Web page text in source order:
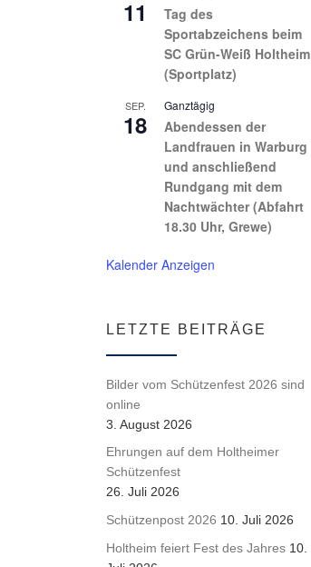
11
Tag des
Sportabzeichens beim
SC Grün-Weiß Holtheim
(Sportplatz)
SEP.
18
Ganztägig
Abendessen der
Landfrauen in Warburg
und anschließend
Rundgang mit dem
Nachtwächter (Abfahrt
18.30 Uhr, Grewe)
Kalender Anzeigen
LETZTE BEITRÄGE
Bilder vom Schützenfest 2026 sind
online
3. August 2026
Ehrungen auf dem Holtheimer
Schützenfest
26. Juli 2026
Schützenpost 2026 10. Juli 2026
Holtheim feiert Fest des Jahres 10.